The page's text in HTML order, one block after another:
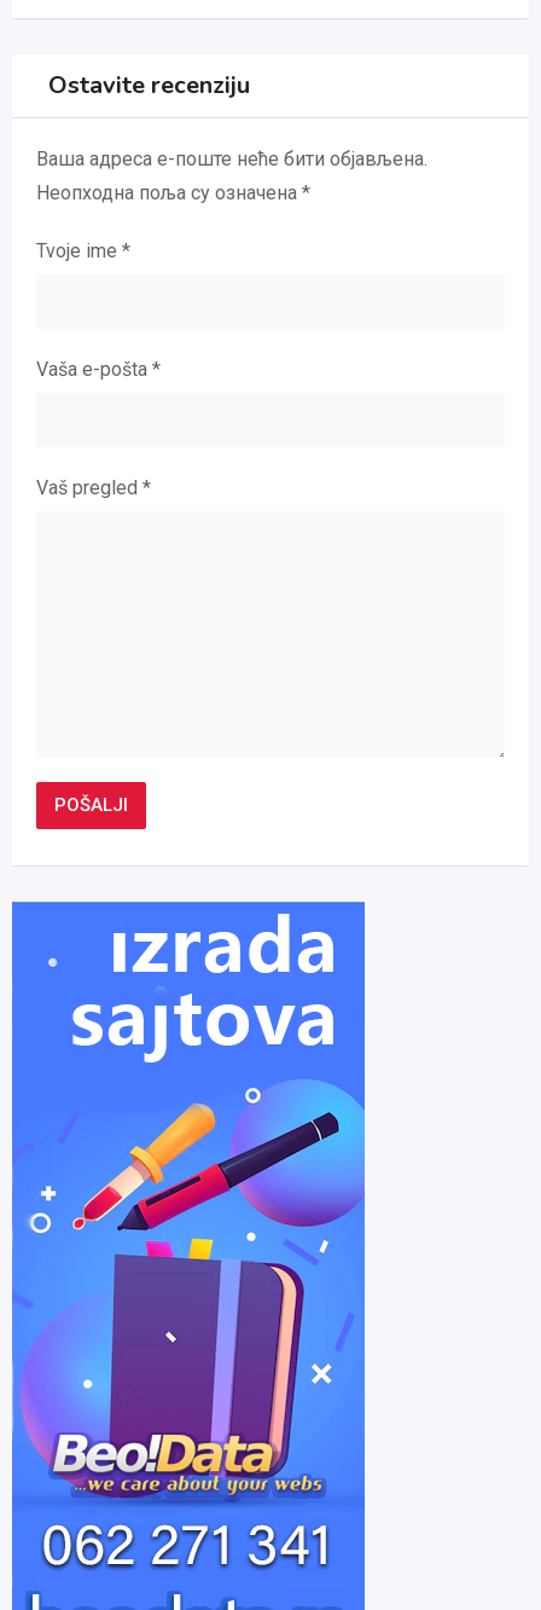
Ostavite recenziju
Ваша адреса е-поште неће бити објављена.
Неопходна поља су означена *
Tvoje ime *
Vaša e-pošta *
Vaš pregled *